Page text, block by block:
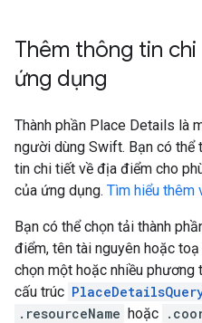
Thêm thông tin
ứng dụng
Thành phần Place Details là
người dùng Swift. Bạn có thể
tin chi tiết về địa điểm cho
của ứng dụng. Tìm hiểu thêm
Bạn có thể chọn tải thành
điểm, tên tài nguyên hoặc
chọn một hoặc nhiều phương
cấu trúc
.resourceName hoặc